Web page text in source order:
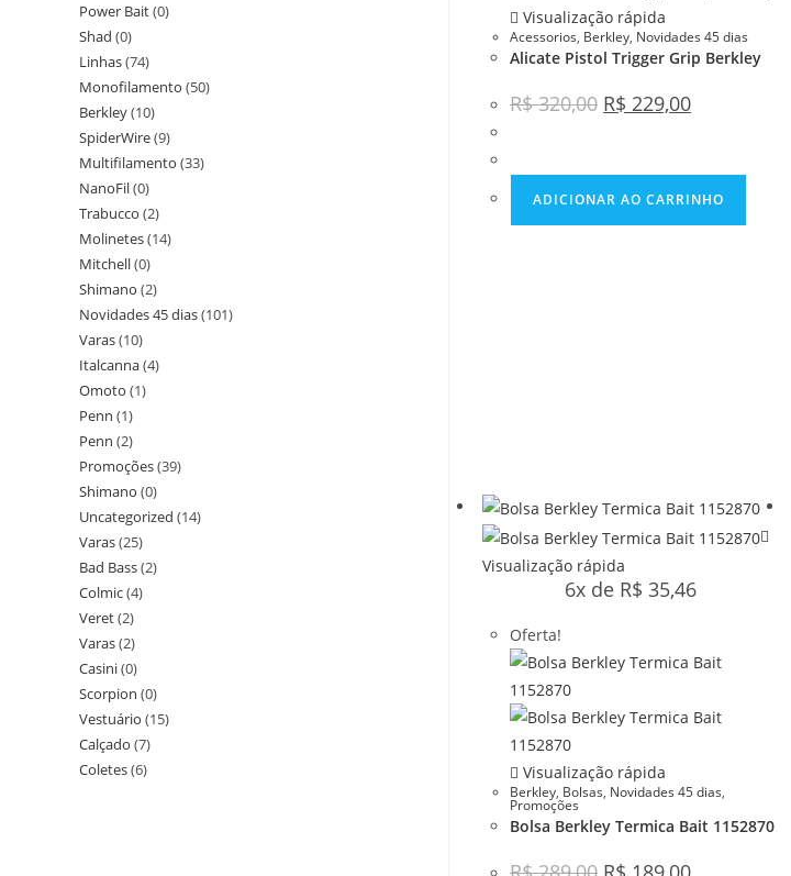
Visualização rápida
Acessorios, Berkley, Novidades 45 dias
Alicate Pistol Trigger Grip Berkley
R$320,00 R$ 229,00
ADICIONAR AO CARRINHO
Visualização rápida
6x de R$ 35,46
Oferta!
Visualização rápida
Berkley, Bolsas, Novidades 45 dias,
Promoções
Bolsa Berkley Termica Bait 1152870
Power Bait(0)
Shad (0)
Linhas(74)
Monofilamento (50)
Berkley(10)
SpiderWire(9)
Multifilamento (33)
NanoFil(0)
Trabucco (2)
Molinetes(14)
Mitchell(0)
Shimano (2)
Novidades 45 dias(101)
Varas(10)
Italcanna(4)
Omoto (1)
Penn (1)
Penn (2)
Promoções(39)
Shimano (0)
Uncategorized (14)
Varas(25)
Bad Bass(2)
Colmic(4)
Veret(2)
Varas(2)
Casini(0)
Scorpion (0)
Vestuário (15)
Calçado (7)
Coletes(6)